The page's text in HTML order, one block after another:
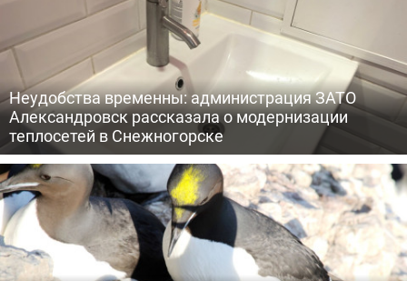
Неудобства временны: администрация ЗАТО
Александровск рассказала о модернизации
теплосетей в Снежногорске